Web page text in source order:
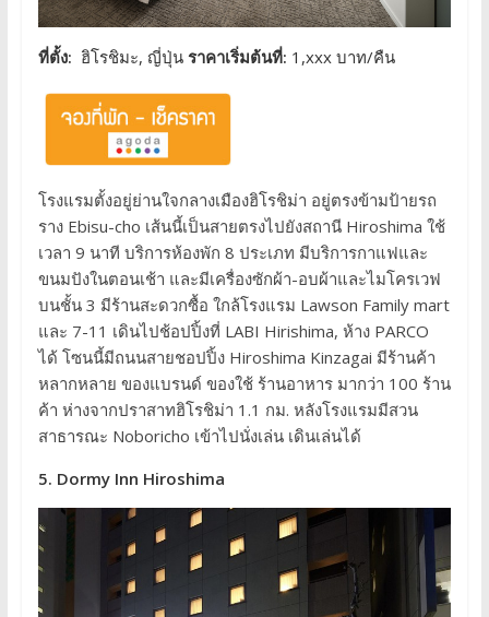
ที่ตั้ง: ฮิโรชิมะ, ญี่ปุ่น ราคาเริ่มต้นที่: 1,xxx บาท/คืน
โรงแรมตั้งอยู่ย่านใจกลางเมืองฮิโรชิม่า อยู่ตรงข้ามป้ายรถ
ราง Ebisu-cho เส้นนี้เป็นสายตรงไปยังสถานี Hiroshima ใช้
เวลา 9 นาที บริการห้องพัก 8 ประเภท มีบริการกาแฟและ
ขนมปังในตอนเช้า และมีเครื่องซักผ้า-อบผ้าและไมโครเวฟ
บนชั้น 3 มีร้านสะดวกซื้อ ใกล้โรงแรม Lawson Family mart
และ 7-11 เดินไปช้อปปิ้งที่ LABI Hirishima, ห้าง PARCO
ได้ โซนนี้มีถนนสายชอปปิ้ง Hiroshima Kinzagai มีร้านค้า
หลากหลาย ของแบรนด์ ของใช้ ร้านอาหาร มากว่า 100 ร้าน
ค้า ห่างจากปราสาทฮิโรชิม่า 1.1 กม. หลังโรงแรมมีสวน
สาธารณะ Noboricho เข้าไปนั่งเล่น เดินเล่นได้
5. Dormy Inn Hiroshima